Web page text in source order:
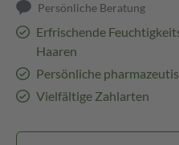
Persönliche Beratung
Erfrischende
Haaren
Persönliche
Vielfältige Zahlarten